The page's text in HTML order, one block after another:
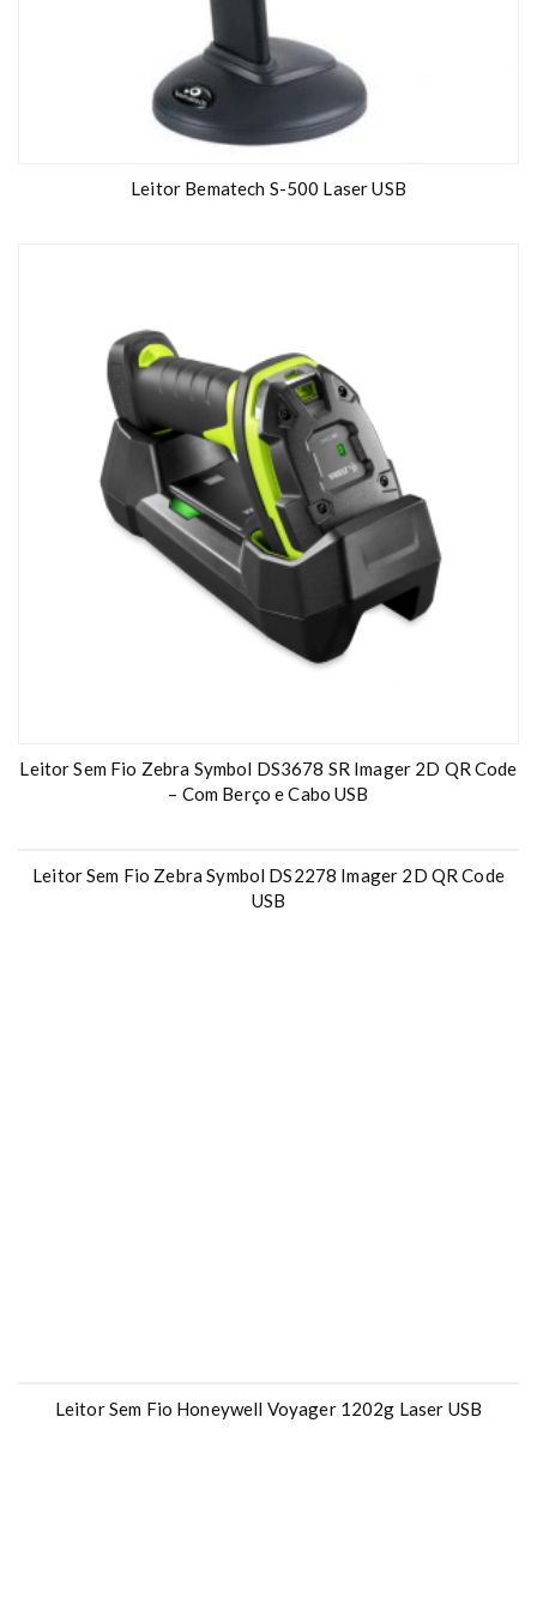
Leitor Bematech S-500 Laser USB
Leitor Sem Fio Zebra Symbol DS3678 SR Imager 2D QR Code
– Com Berço e Cabo USB
Leitor Sem Fio Zebra Symbol DS2278 Imager 2D QR Code
USB
Leitor Sem Fio Honeywell Voyager 1202g Laser USB